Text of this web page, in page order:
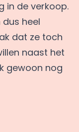
in de verkoop.
dus heel
dat ze toch
naast het
gewoon nog